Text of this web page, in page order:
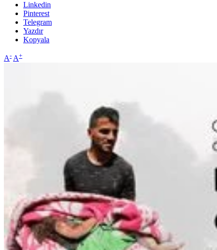
Linkedin
Pinterest
Telegram
Yazdır
Kopyala
A- A+